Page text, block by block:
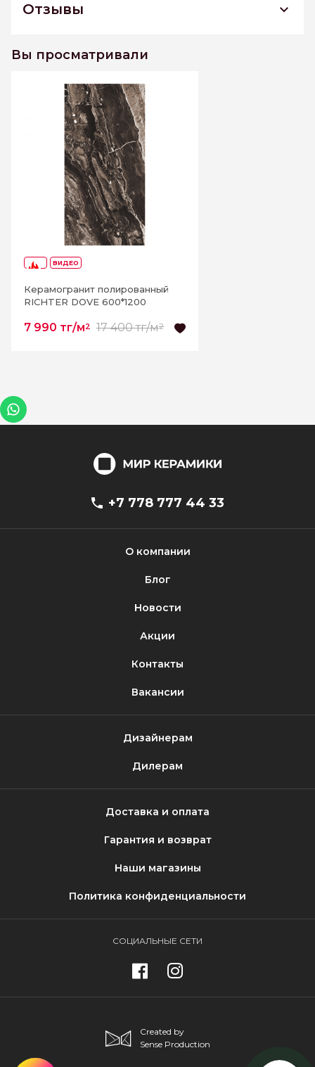
Отзывы
DOVE 600*1200
Написать отзыв
Вы просматривали
ВИДЕО
Керамогранит полированный
RICHTER DOVE 600*1200
7 990 тг/м2 17 400 тг/м2
+7 778 777 44 33
О компании
Блог
Новости
Акции
Контакты
Вакансии
Дизайнерам
Дилерам
Доставка и оплата
Гарантия и возврат
Наши магазины
Политика конфиденциальности
СОЦИАЛЬНЫЕ СЕТИ
Created by
Sense Production